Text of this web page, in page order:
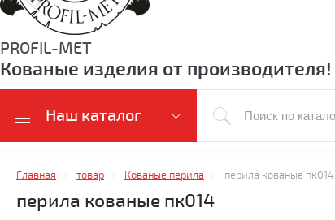
PROFIL-MET
Кованые изделия от производителя!
Наш каталог
Главная товар Кованые перила перила кованые пк014
перила кованые пк014